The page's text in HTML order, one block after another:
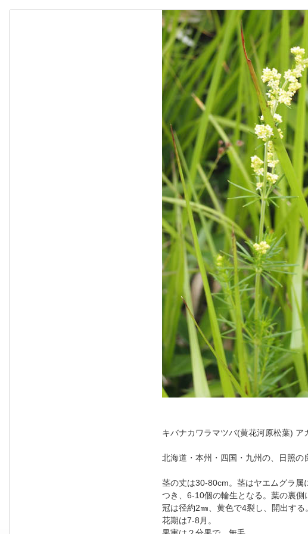
キバナカワラマツバ(黄花河原松葉) ア
北海道・本州・四国・九州の、日照の
茎の丈は30-80cm。茎はヤエムグラ
つき、6-10個の輪生となる。葉の裏
冠は径約2㎜、黄色で4裂し、開出する。
花期は7-8月。